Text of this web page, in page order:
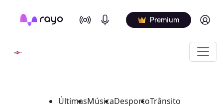
On Air Podcasts Premium Log in
ÚltimasMúsicaDesportoTrânsito